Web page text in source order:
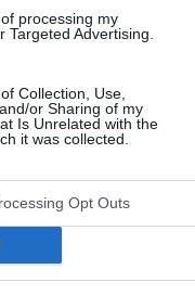
processing my
Targeted Advertising.
Collection, Use,
or Sharing of my
Is Unrelated with the
it was collected.
Opt Outs
czasu mam
Czy to
intymne